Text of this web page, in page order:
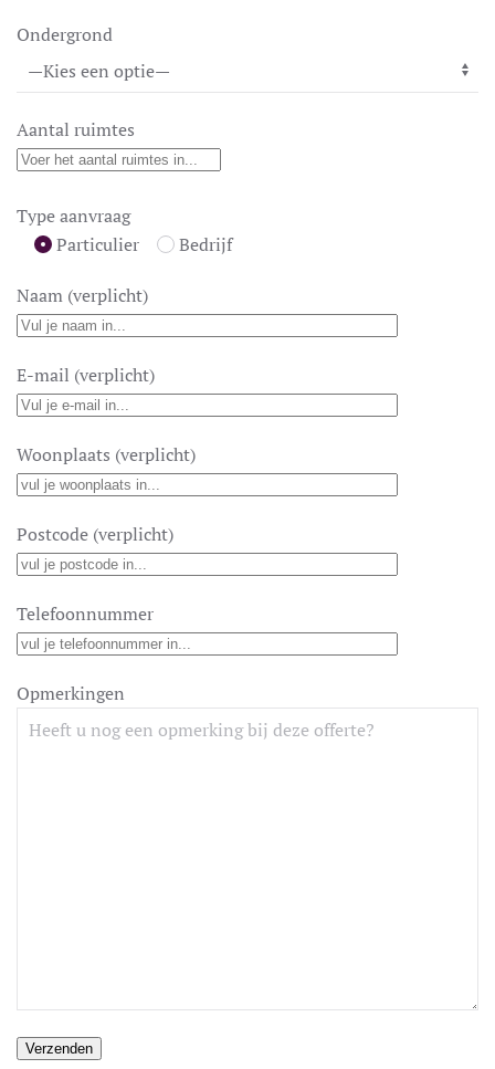
Ondergrond
Aantal ruimtes
Type aanvraag
Particulier
Bedrijf
Naam (verplicht)
E-mail (verplicht)
Woonplaats (verplicht)
Postcode (verplicht)
Telefoonnummer
Opmerkingen